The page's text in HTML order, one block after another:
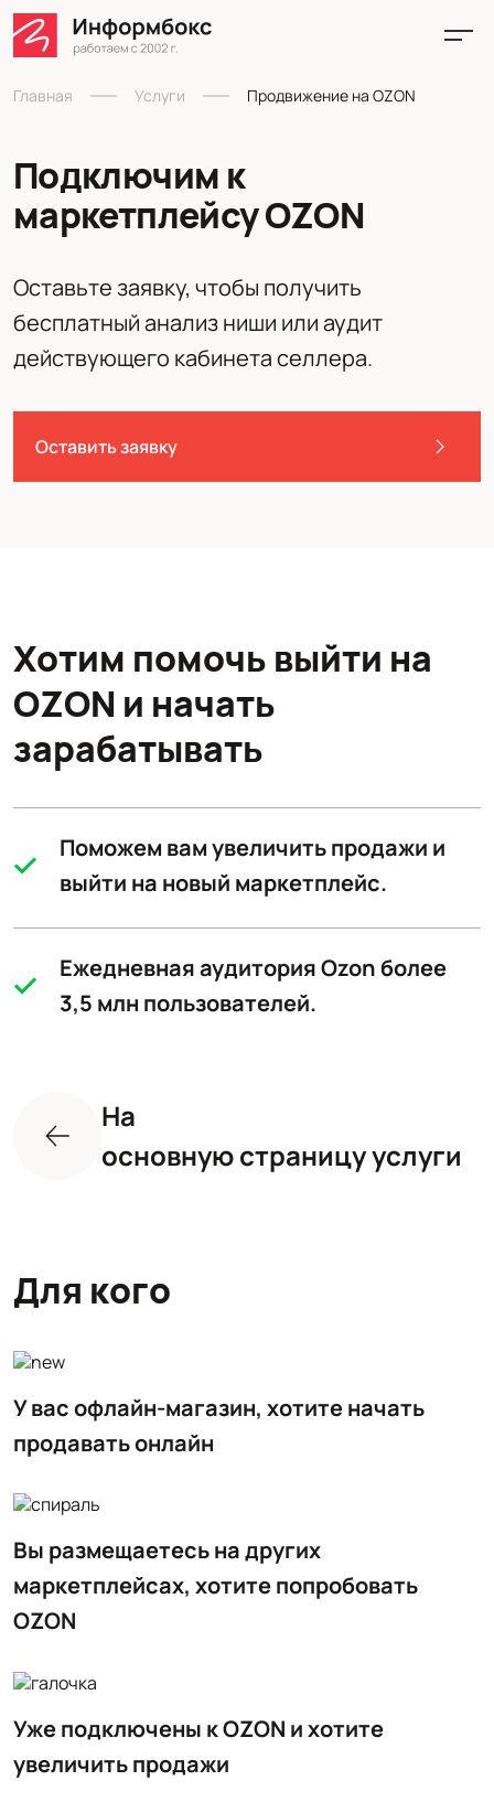
Главная Услуги Продвижение на OZON
Подключим к
маркетплейсу OZON
Оставьте заявку, чтобы получить
бесплатный анализ ниши или аудит
действующего кабинета селлера.
Оставить заявку
Хотим помочь выйти на
OZON и начать
зарабатывать
Поможем вам увеличить продажи и
выйти на новый маркетплейс.
Ежедневная аудитория Ozon более
3,5 млн пользователей.
На
основную страницу услуги
Для кого
У вас офлайн-магазин, хотите начать
продавать онлайн
Вы размещаетесь на других
маркетплейсах, хотите попробовать
OZON
Уже подключены к OZON и хотите
увеличить продажи